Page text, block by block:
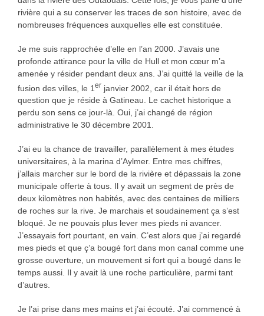
rivière qui a su conserver les traces de son histoire, avec de
nombreuses fréquences auxquelles elle est constituée.
Je me suis rapprochée d’elle en l’an 2000. J’avais une
profonde attirance pour la ville de Hull et mon cœur m’a
amenée y résider pendant deux ans. J’ai quitté la veille de la
fusion des villes, le 1 er janvier 2002, car il était hors de
question que je réside à Gatineau. Le cachet historique a
perdu son sens ce jour-là. Oui, j’ai changé de région
administrative le 30 décembre 2001.
J’ai eu la chance de travailler, parallèlement à mes études
universitaires, à la marina d’Aylmer. Entre mes chiffres,
j’allais marcher sur le bord de la rivière et dépassais la zone
municipale offerte à tous. Il y avait un segment de près de
deux kilomètres non habités, avec des centaines de milliers
de roches sur la rive. Je marchais et soudainement ça s’est
bloqué. Je ne pouvais plus lever mes pieds ni avancer.
J’essayais fort pourtant, en vain. C’est alors que j’ai regardé
mes pieds et que ç’a bougé fort dans mon canal comme une
grosse ouverture, un mouvement si fort qui a bougé dans le
temps aussi. Il y avait là une roche particulière, parmi tant
d’autres.
Je l’ai prise dans mes mains et j’ai écouté. J’ai commencé à